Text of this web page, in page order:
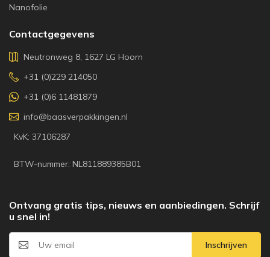
Nanofolie
Contactgegevens
Neutronweg 8, 1627 LG Hoorn
+31 (0)229 214050
+31 (0)6 11481879
info@baasverpakkingen.nl
KvK: 37106287
BTW-nummer: NL811889385B01
Ontvang gratis tips, nieuws en aanbiedingen. Schrijf
u snel in!
Inschrijven